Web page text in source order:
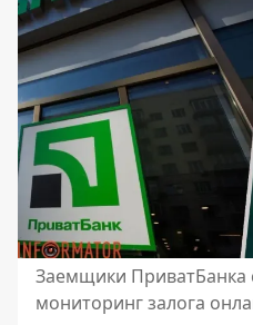
Заемщики ПриватБанка
мониторинг залога